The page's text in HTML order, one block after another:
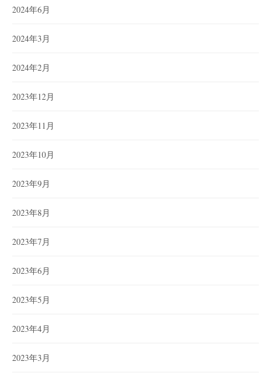
2024年6月
2024年3月
2024年2月
2023年12月
2023年11月
2023年10月
2023年9月
2023年8月
2023年7月
2023年6月
2023年5月
2023年4月
2023年3月